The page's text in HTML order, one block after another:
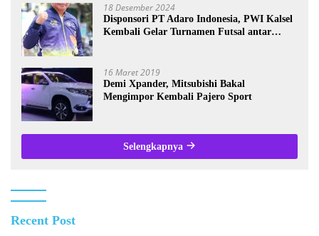
18 Desember 2024
Disponsori PT Adaro Indonesia, PWI Kalsel
Kembali Gelar Turnamen Futsal antar
16 Maret 2019
Demi Xpander, Mitsubishi Bakal
Mengimpor Kembali Pajero Sport
Selengkapnya
Recent Post